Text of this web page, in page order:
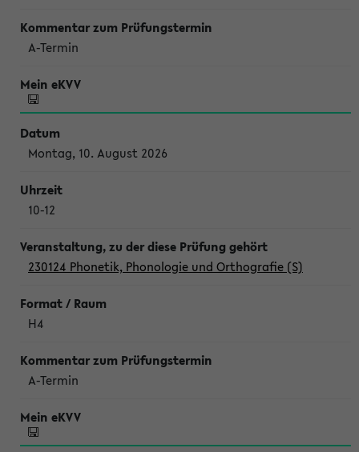
A-Termin
Montag, 10. August 2026
10-12
230124 Phonetik, Phonologie und Orthografie (S)
H4
A-Termin